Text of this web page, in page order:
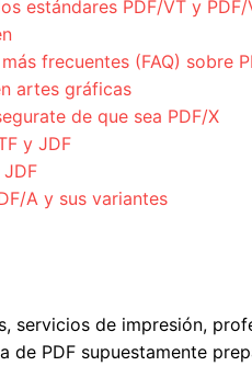
estándares PDF/VT y PDF/
frecuentes (FAQ) sobre
artes gráficas
de que sea PDF/X
y JDF
A y sus variantes
servicios de impresión,
PDF supuestamente